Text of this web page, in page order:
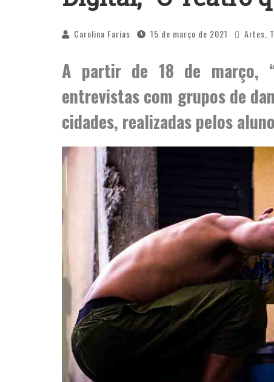
Carolina Farias 15 de março de 2021 Artes
A partir de 18 de março,
entrevistas com grupos de
cidades, realizadas pelos